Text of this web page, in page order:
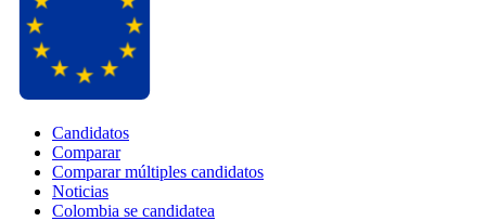
Candidatos
Comparar
Comparar múltiples candidatos
Noticias
Colombia se candidatea